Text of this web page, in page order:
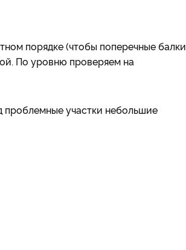
порядке (чтобы поперечные балки
По уровню проверяем на
проблемные участки небольшие